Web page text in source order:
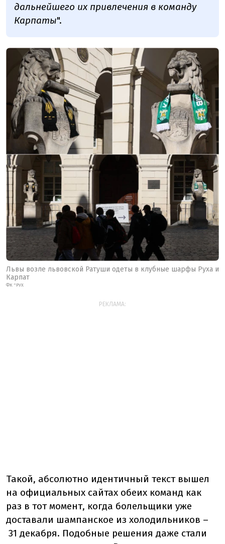
дальнейшего их привлечения в команду
Карпаты".
Львы возле львовской Ратуши одеты в клубные шарфы Руха и
Карпат
ФК "РУХ
РЕКЛАМА:
Такой, абсолютно идентичный текст вышел
на официальных сайтах обеих команд как
раз в тот момент, когда болельщики уже
доставали шампанское из холодильников –
31 декабря. Подобные решения даже стали